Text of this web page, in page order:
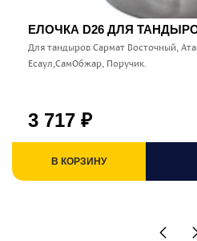
ЕЛОЧКА D26 ДЛЯ
Для тандыров Сармат Восточный,
Есаул,СамОбжар, Поручик.
3 717 ₽
В КОРЗИНУ